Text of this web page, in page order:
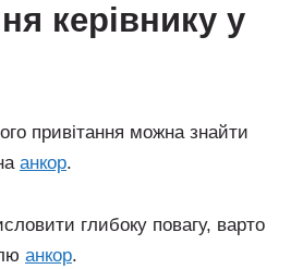
керівнику у
привітання можна знайти
анкор.
глибоку повагу, варто
анкор.